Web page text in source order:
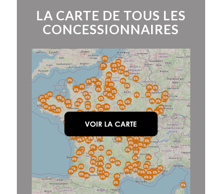
LA CARTE DE TOUS LES
CONCESSIONNAIRES